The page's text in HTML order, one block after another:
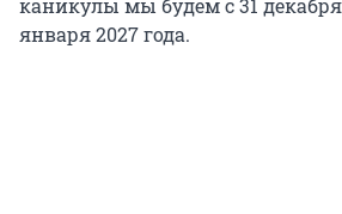
каникулы мы будем с 31 декабря
января 2027 года.